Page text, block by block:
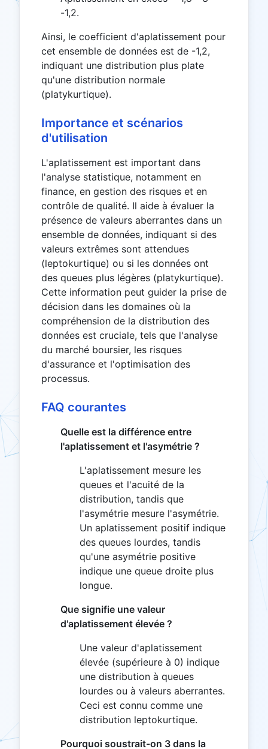
-1,2.
Ainsi, le coefficient d'aplatissement pour
cet ensemble de données est de -1,2,
indiquant une distribution plus plate
qu'une distribution normale
(platykurtique).
Importance et scénarios
d'utilisation
L'aplatissement est important dans
l'analyse statistique, notamment en
finance, en gestion des risques et en
contrôle de qualité. Il aide à évaluer la
présence de valeurs aberrantes dans un
ensemble de données, indiquant si des
valeurs extrêmes sont attendues
(leptokurtique) ou si les données ont
des queues plus légères (platykurtique).
Cette information peut guider la prise de
décision dans les domaines où la
compréhension de la distribution des
données est cruciale, tels que l'analyse
du marché boursier, les risques
d'assurance et l'optimisation des
processus.
FAQ courantes
Quelle est la différence entre
l'aplatissement et l'asymétrie ?
L'aplatissement mesure les
queues et l'acuité de la
distribution, tandis que
l'asymétrie mesure l'asymétrie.
Un aplatissement positif indique
des queues lourdes, tandis
qu'une asymétrie positive
indique une queue droite plus
longue.
Que signifie une valeur
d'aplatissement élevée ?
Une valeur d'aplatissement
élevée (supérieure à 0) indique
une distribution à queues
lourdes ou à valeurs aberrantes.
Ceci est connu comme une
distribution leptokurtique.
Pourquoi soustrait-on 3 dans la